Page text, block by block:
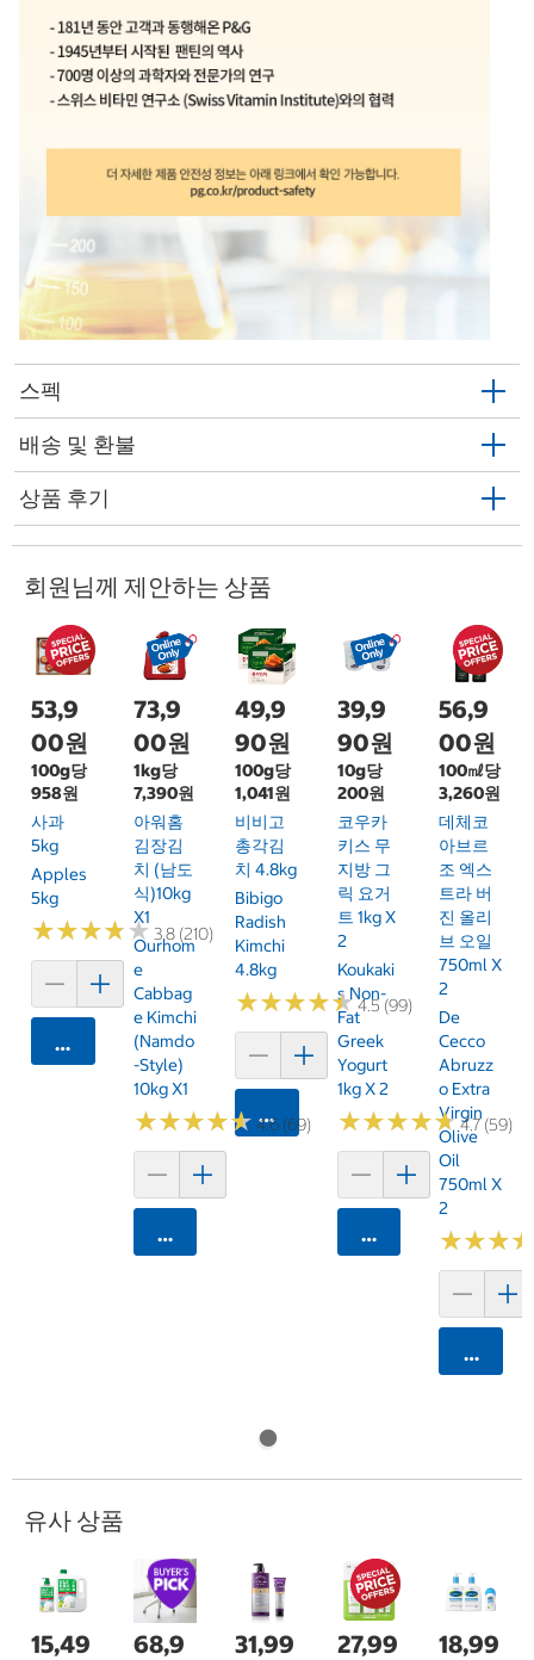
스펙
배송 및 환불
상품 후기
회원님께 제안하는 상품
53,9
00원
100g당
958원
사과
5kg
Apples
5kg
★★★★★
★★★★★ 3.8 (210)
카트에 담기
73,9
00원
1kg당
7,390원
아워홈
김장김
치 (남도
식)10kg
X1
Ourhom
E
Cabbag
E Kimchi
(Namdo
-style)
10kg X1
★★★★★
★★★★★ 4.6 (69)
카트에 담기
49,9
90원
100g당
1,041원
비비고
총각김
치 4.8kg
Bibigo
Radish
Kimchi
4.8kg
★★★★★
★★★★★4.5 (99)
카트에 담기
39,9
90원
10g당
200원
코우카
키스 무
지방 그
릭 요거
트 1kg X
2
Koukaki
S Non-
Fat
Greek
Yogurt
1kg X 2
★★★★★
★★★★★4.7 (59)
카트에 담기
56,9
00원
100㎖당
3,260원
데체코
아브르
조 엑스
트라 버
진 올리
브 오일
750ml X
2
De
Cecco
Abruzz
O Extra
Virgin
Olive
Oil
750ml X
2
★★★
★★★
카트에
유사 상품
15,49
68,9
31,99
27,99
18,99